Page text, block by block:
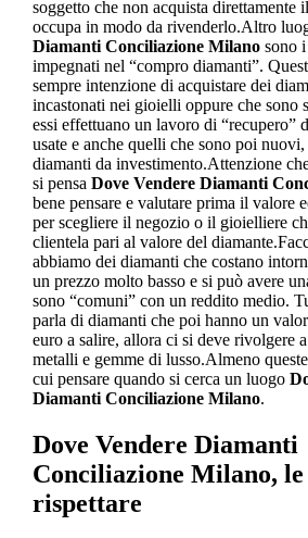
soggetto che non acquista direttamente
occupa in modo da rivenderlo.Altro
Diamanti Conciliazione Milanosono i
impegnati nel “compro diamanti”.
sempre intenzione di acquistare dei
incastonati nei gioielli oppure che sono
essi effettuano un lavoro di “recupero”
usate e anche quelli che sono poi
diamanti da investimento.Attenzione
si pensa Dove Vendere Diamanti
bene pensare e valutare prima il valore
per scegliere il negozio o il gioielliere
clientela pari al valore del
abbiamo dei diamanti che costano
un prezzo molto basso e si può avere
sono “comuni” con un reddito medio.
parla di diamanti che poi hanno un
euro a salire, allora ci si deve rivolgere
metalli e gemme di lusso.Almeno
cui pensare quando si cerca un luogo
Diamanti Conciliazione Milano.
Dove Vendere Diamanti
Conciliazione Milano,
rispettare